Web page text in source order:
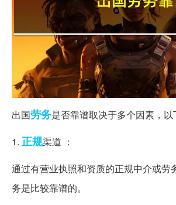
出国劳务是否靠谱取决于多个因素，以
1. 正规渠道 ：
通过有营业执照和资质的正规中介或劳
务是比较靠谱的。